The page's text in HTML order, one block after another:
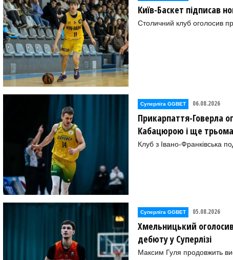
Київ-Баскет підписав
Столичний клуб оголосив
Суперліга GGBET 06.08.2026
Прикарпаття-Говерла
Кабацюрою і ще
Клуб з Івано-Франківська
Суперліга GGBET 05.08.2026
Хмельницький
дебюту у Суперлізі
Максим Гуля продовжить